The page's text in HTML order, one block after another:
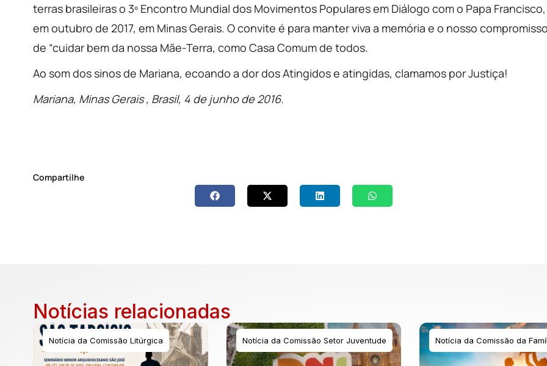
terras brasileiras o 3º Encontro Mundial dos Movimentos Populares em Diálogo com o Papa Francisco,
em outubro de 2017, em Minas Gerais. O convite é para manter viva a memória e o nosso compromisso
de “cuidar bem da nossa Mãe-Terra, como Casa Comum de todos.
Ao som dos sinos de Mariana, ecoando a dor dos Atingidos e atingidas, clamamos por Justiça!
Mariana, Minas Gerais , Brasil, 4 de junho de 2016.
Compartilhe
Notícias relacionadas
Notícia da Comissão Litúrgica Notícia da Comissão Setor Juventude Notícia da Comissão da